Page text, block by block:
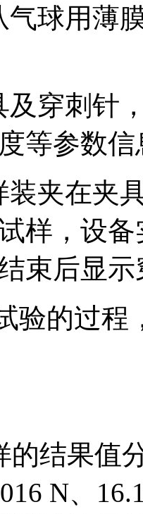
气球用薄
及穿刺针
等参数信
装夹在夹
样，设
束后显
验的过程
的结果值
N、